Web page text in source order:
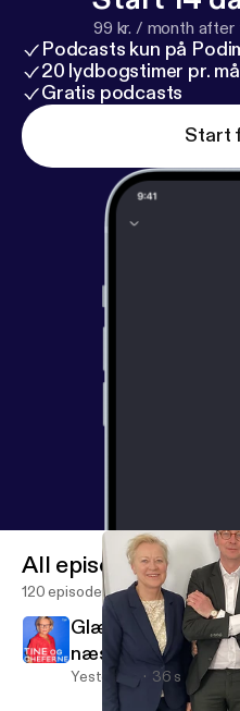
produceret af
99 kr. / month after
Podcasts kun på
20 lydbogstimer pr.
Gratis podcasts
Start
All episodes
120 episodes
Glæd jer til en ny
næste uge
Yesterday 36 s